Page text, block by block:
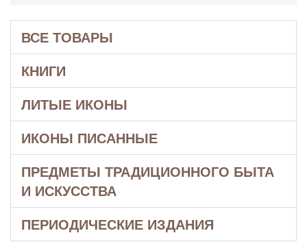
ВСЕ ТОВАРЫ
КНИГИ
ЛИТЫЕ ИКОНЫ
ИКОНЫ ПИСАННЫЕ
ПРЕДМЕТЫ ТРАДИЦИОННОГО БЫТА
И ИСКУССТВА
ПЕРИОДИЧЕСКИЕ ИЗДАНИЯ